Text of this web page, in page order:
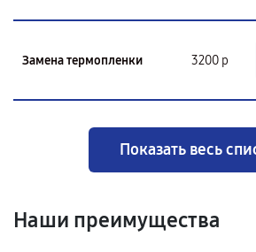
Замена термопленки 3200 р
Показать весь
Наши преимущества